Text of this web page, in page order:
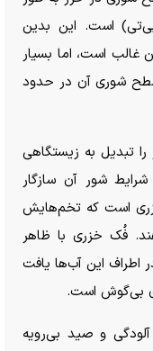
(پی‌پی‌تی) است. این بدین
است، اما بسیار
شوری آن در حدود
تبدیل به زیستگاهی
شور آن سازگار
است که تخم‌هایش
فُک خزری با ظاهر
اطراف این آب‌ها یافت
بی‌گوش است.
و صید بی‌رویه